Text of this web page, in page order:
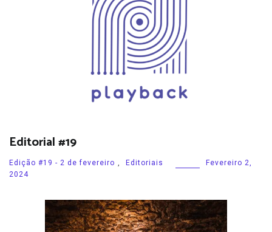
Editorial #19
Edição #19 - 2 de fevereiro , Editoriais
Fevereiro 2,
2024